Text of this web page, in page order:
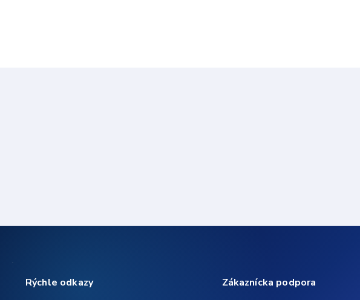
Rýchle odkazy
Zákaznícka podpora